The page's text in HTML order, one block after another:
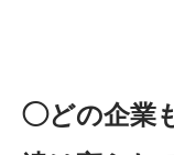
◯どの企業